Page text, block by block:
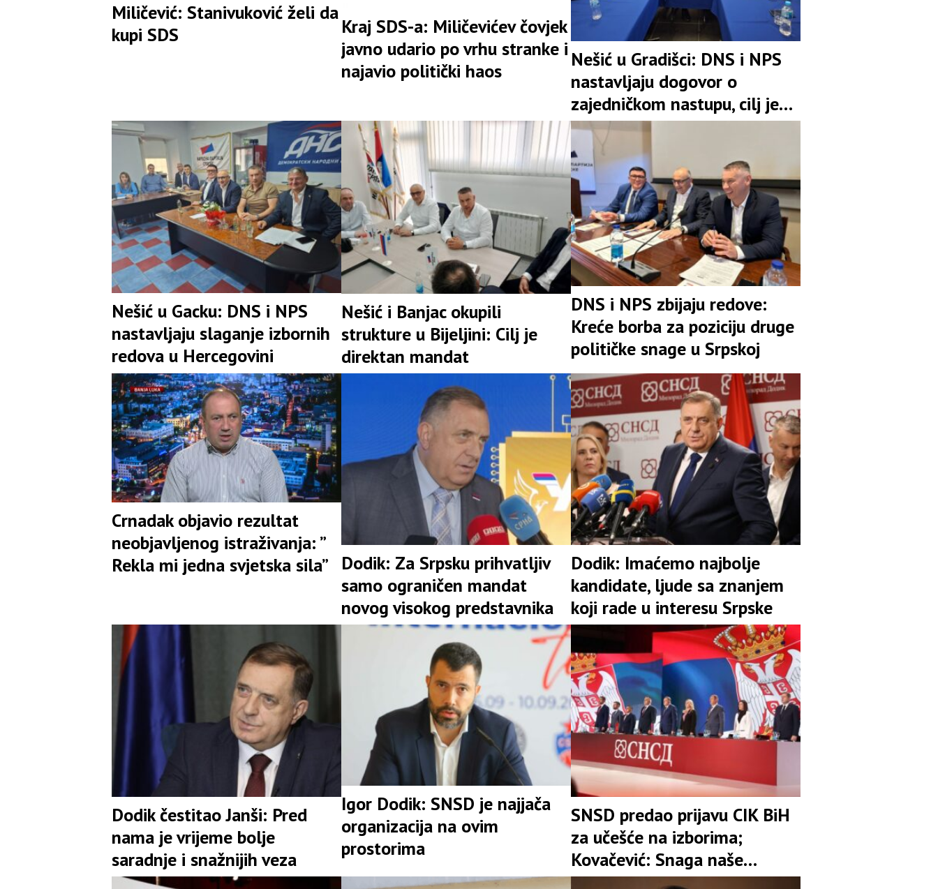
Miličević: Stanivuković želi da
kupi SDS
Kraj SDS-a: Miličevićev čovjek
javno udario po vrhu stranke i
najavio politički haos
Nešić u Gradišci: DNS i NPS
nastavljaju dogovor o
zajedničkom nastupu, cilj je
snažna pozicija u koaliciji
Nešić u Gacku: DNS i NPS
nastavljaju slaganje izbornih
redova u Hercegovini
Nešić i Banjac okupili
strukture u Bijeljini: Cilj je
direktan mandat
DNS i NPS zbijaju redove:
Kreće borba za poziciju druge
političke snage u Srpskoj
Crnadak objavio rezultat
neobjavljenog istraživanja: ”
Rekla mi jedna svjetska sila”
Dodik: Za Srpsku prihvatljiv
samo ograničen mandat
novog visokog predstavnika
Dodik: Imaćemo najbolje
kandidate, ljude sa znanjem
koji rade u interesu Srpske
Dodik čestitao Janši: Pred
nama je vrijeme bolje
saradnje i snažnijih veza
Igor Dodik: SNSD je najjača
organizacija na ovim
prostorima
SNSD predao prijavu CIK BiH
za učešće na izborima;
Kovačević: Snaga naše
stranke je garant stabilnosti